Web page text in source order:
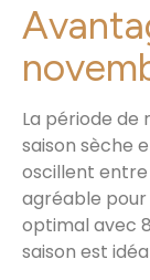
La période
saison sèche
oscillent entre
agréable pour
optimal avec
saison est